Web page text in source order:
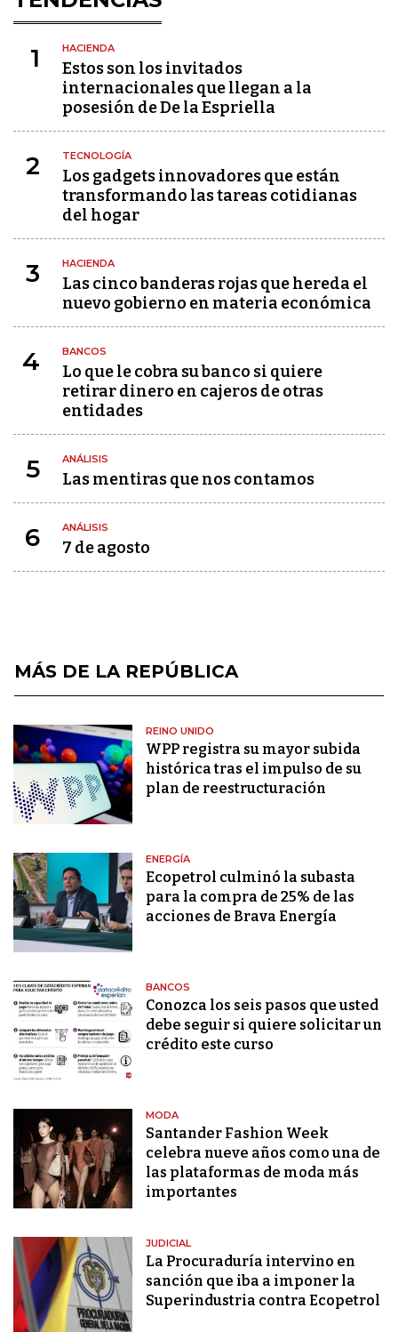
1 HACIENDA
Estos son los invitados
internacionales que llegan a la
posesión de De la Espriella
2 TECNOLOGÍA
Los gadgets innovadores que están
transformando las tareas cotidianas
del hogar
3 HACIENDA
Las cinco banderas rojas que hereda el
nuevo gobierno en materia económica
4 BANCOS
Lo que le cobra su banco si quiere
retirar dinero en cajeros de otras
entidades
5 ANÁLISIS
Las mentiras que nos contamos
6 ANÁLISIS
7 de agosto
MÁS DE LA REPÚBLICA
REINO UNIDO
WPP registra su mayor subida
histórica tras el impulso de su
plan de reestructuración
ENERGÍA
Ecopetrol culminó la subasta
para la compra de 25% de las
acciones de Brava Energía
BANCOS
Conozca los seis pasos que usted
debe seguir si quiere solicitar un
crédito este curso
MODA
Santander Fashion Week
celebra nueve años como una de
las plataformas de moda más
importantes
JUDICIAL
La Procuraduría intervino en
sanción que iba a imponer la
Superindustria contra Ecopetrol